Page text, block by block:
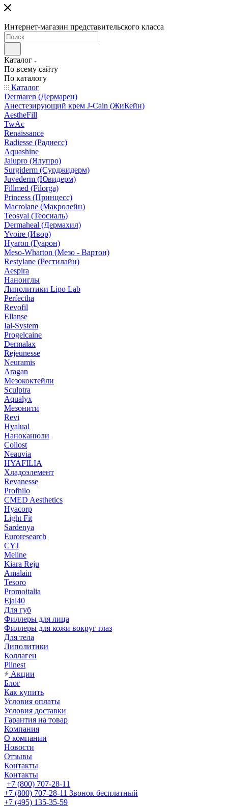
Интернет-магазин представительского класса
Каталог
По всему сайту
По каталогу
Каталог
Dermaren (Дермарен)
Анестезирующий крем J-Cain (ЖиКейн)
AestheFill
TwAc
Renaissance
Radiesse (Радиесс)
Aquashine
Jalupro (Ялупро)
Surgiderm (Сурджидерм)
Juvederm (Ювидерм)
Fillmed (Filorga)
Princess (Принцесс)
Macrolane (Макролейн)
Teosyal (Теосиаль)
Dermaheal (Дермахил)
Yvoire (Ивор)
Hyaron (Гуарон)
Meso-Wharton (Мезо - Вартон)
Restylane (Рестилайн)
Aespira
Наноиглы
Липолитики Lipo Lab
Perfectha
Revofil
Ellanse
Ial-System
Progelcaine
Dermalax
Rejeunesse
Neuramis
Aragan
Мезококтейли
Sculptra
Aqualyx
Мезонити
Revi
Hyalual
Наноканюли
Collost
Neauvia
HYAFILIA
Хладоэлемент
Revanesse
Profhilo
CMED Aesthetics
Hyacorp
Light Fit
Sardenya
Euroresearch
CYJ
Meline
Kiara Reju
Amalain
Tesoro
Promoitalia
Ejal40
Для губ
Филлеры для лица
Филлеры для кожи вокруг глаз
Для тела
Липолитики
Коллаген
Plinest
Акции
Блог
Как купить
Условия оплаты
Условия доставки
Гарантия на товар
Компания
О компании
Новости
Отзывы
Контакты
Контакты
+7 (800) 707-28-11
+7 (800) 707-28-11 Звонок бесплатный
+7 (495) 135-35-59